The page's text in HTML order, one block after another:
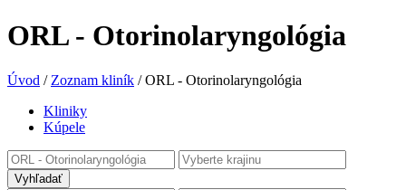
ORL - Otorinolaryngológia
Úvod / Zoznam kliník /ORL - Otorinolaryngológia
Kliniky
Kúpele
Vyhľadať